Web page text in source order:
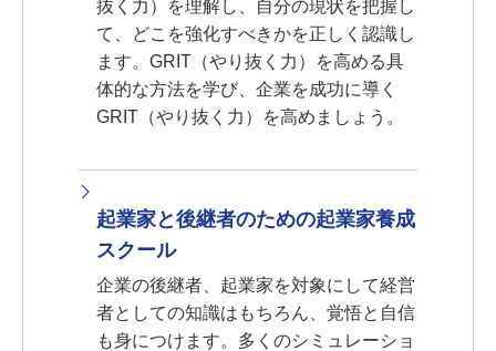
抜く力）を理解し、自分の現状を把握し
て、どこを強化すべきかを正しく認識し
ます。GRIT（やり抜く力）を高める具
体的な方法を学び、企業を成功に導く
GRIT（やり抜く力）を高めましょう。
起業家と後継者のための起業家養成
スクール
企業の後継者、起業家を対象にして経営
者としての知識はもちろん、覚悟と自信
も身につけます。多くのシミュレーショ